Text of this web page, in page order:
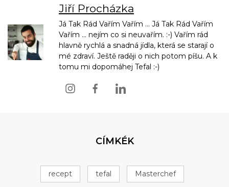
Jiří Procházka
Já Tak Rád Vařím Vařím ... Já Tak Rád Vařím
Vařím ... nejím co si neuvařím. :-) Vařím rád
hlavně rychlá a snadná jídla, která se starají o
mé zdraví. Ještě raději o nich potom píšu. A k
tomu mi dopomáhej Tefal :-)
CÍMKÉK
recept tefal Masterchef